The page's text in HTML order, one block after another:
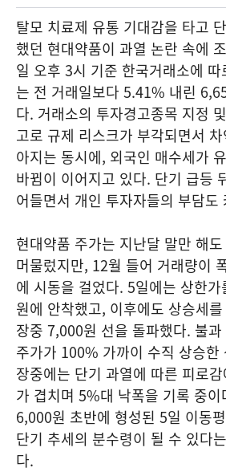
탈모 치료제 유통 기대감을 타고
했던 현대약품이 과열 논란 속에
일 오후 3시 기준 한국거래소에
는 전 거래일보다 5.41% 내린
다. 거래소의 투자경고종목 지정
고로 규제 리스크가 부각되면서
아지는 동시에, 외국인 매수세가
바뀜이 이어지고 있다. 단기 급등
어들면서 개인 투자자들의 부담도
현대약품 주가는 지난달 말만 해
머물렀지만, 12월 들어 거래량이
에 시동을 걸었다. 5일에는 상한
원에 안착했고, 이후에도 상승세
장중 7,000원 선을 돌파했다. 불
주가가 100% 가까이 수직 상승한
장중에는 단기 과열에 따른 피로
가 겹치며 5%대 낙폭을 기록 중
6,000원 초반에 형성된 5일 이동
단기 추세의 분수령이 될 수 있다
다.